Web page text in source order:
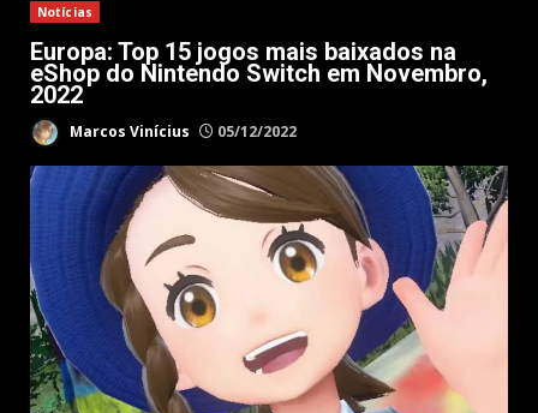
Notícias
Europa: Top 15 jogos mais baixados na
eShop do Nintendo Switch em Novembro,
2022
Marcos Vinícius 05/12/2022